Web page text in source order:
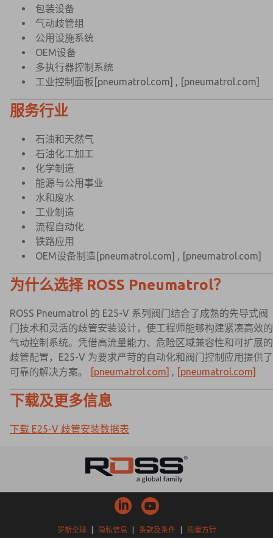
包装设备
气动歧管组
公用设施系统
OEM设备
多执行器控制系统
工业控制面板 [pneumatrol.com] , [pneumatrol.com]
服务行业
石油和天然气
石油化工加工
化学制造
能源与公用事业
水和废水
工业制造
流程自动化
铁路应用
OEM设备制造 [pneumatrol.com] , [pneumatrol.com]
为什么选择 ROSS Pneumatrol？
ROSS Pneumatrol 的 E25-V 系列阀门结合了成熟的先导式阀
门技术和灵活的歧管安装设计，使工程师能够构建紧凑高效的
气动控制系统。凭借高流量能力、危险区域兼容性和可扩展的
歧管配置，E25-V 为要求严苛的自动化和阀门控制应用提供了
可靠的解决方案。
[pneumatrol.com] , [pneumatrol.com]
下载及更多信息
下载 E25-V 歧管安装数据表
罗斯全球 隐私信息 条款及条件 质量方针